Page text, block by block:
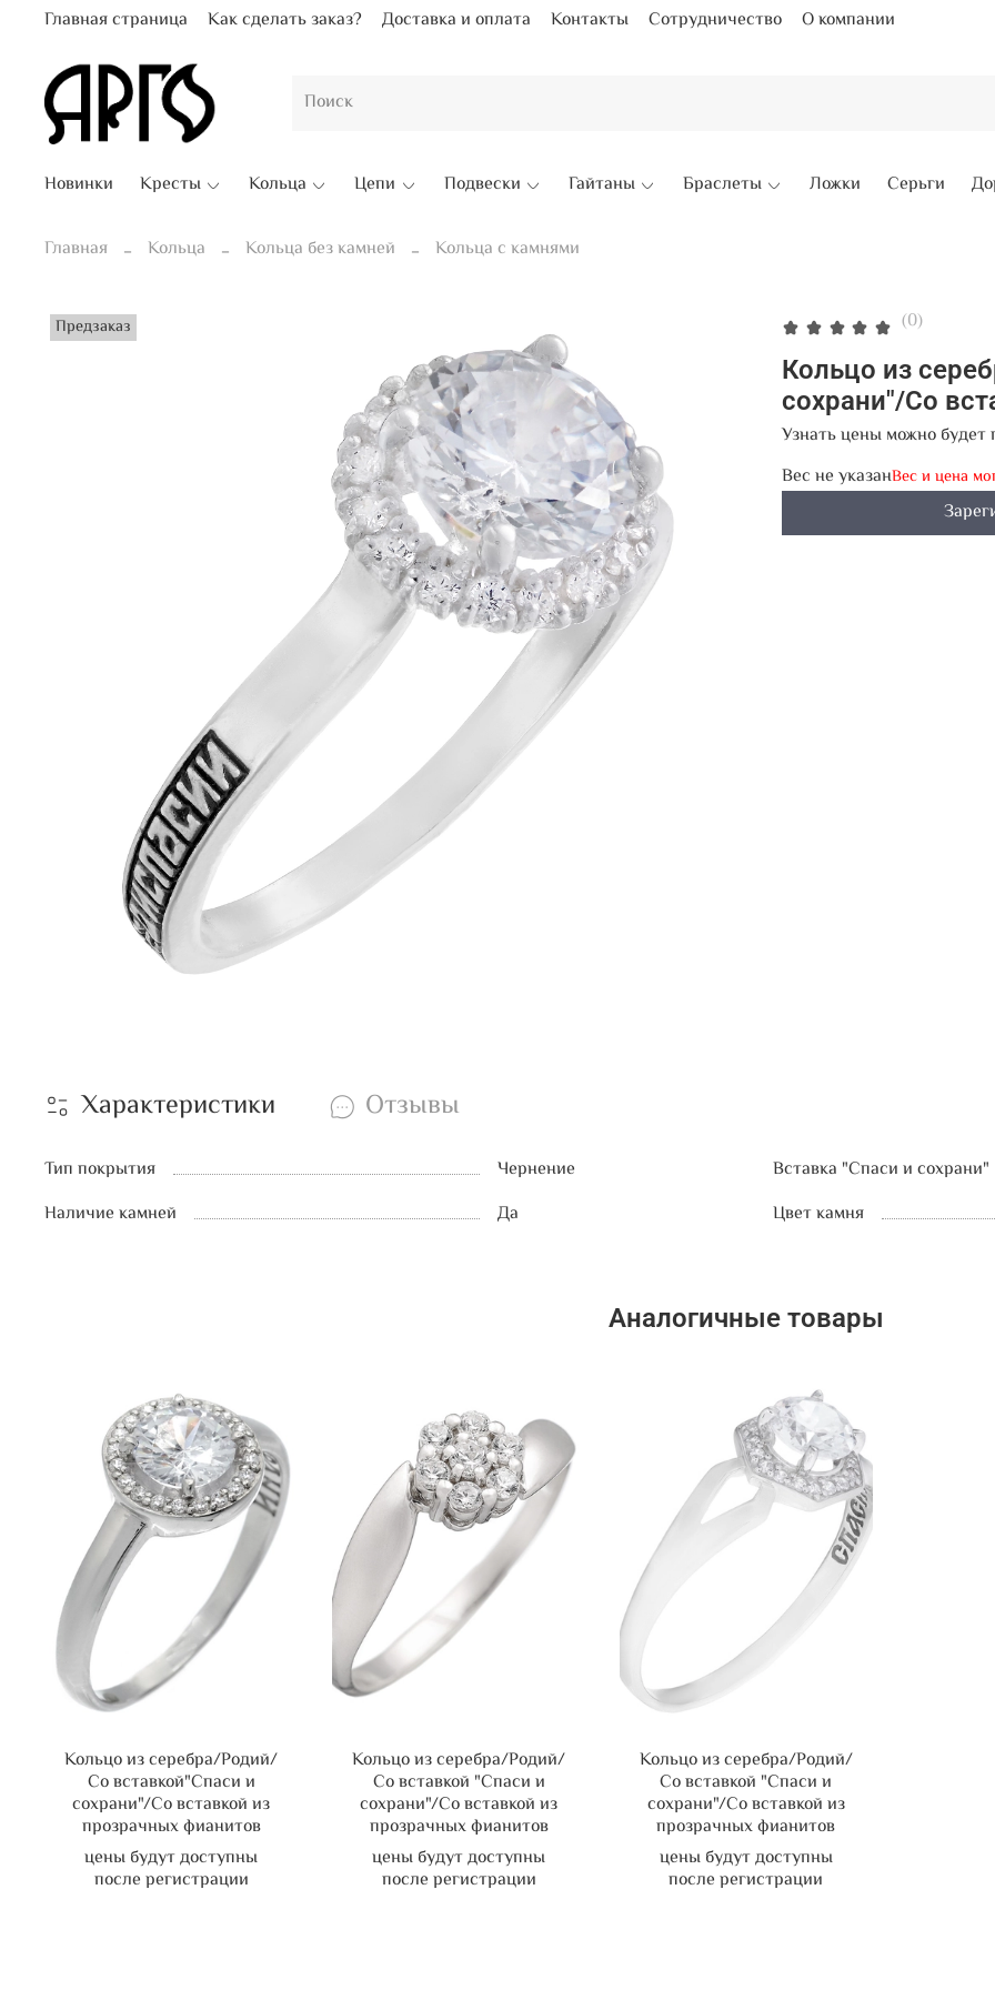
Главная страница Как сделать заказ? Доставка и оплата Контакты Сотрудничество О компании
Новинки Кресты Кольца Цепи Подвески Гайтаны Браслеты Ложки Серьги
Главная Кольца Кольца без камней Кольца с камнями
Предзаказ (0)
Кольцо из
сохрани"/Со
Узнать цены можно будет
Вес не указанВес и цена
Характеристики Отзывы
Тип покрытия Чернение Вставка "Спаси и сохрани"
Наличие камней
Да Цвет камня
Аналогичные товары
Кольцо из серебра/Родий/
Со вставкой"Спаси и
сохрани"/Со вставкой из
прозрачных фианитов
цены будут доступны
после регистрации
Кольцо из серебра/Родий/
Со вставкой "Спаси и
сохрани"/Со вставкой из
прозрачных фианитов
цены будут доступны
после регистрации
Кольцо из серебра/Родий/
Со вставкой "Спаси и
сохрани"/Со вставкой из
прозрачных фианитов
цены будут доступны
после регистрации